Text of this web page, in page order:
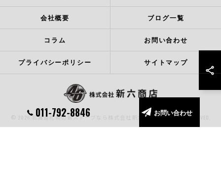
011-792-8846 お問い合わせ
会社概要 ブログ一覧
コラム お問い合わせ
プライバシーポリシー サイトマップ
© 2026 北海道札幌の薪ストーブなら株式会社新六商店 ALL RIGHTS RESERVED.